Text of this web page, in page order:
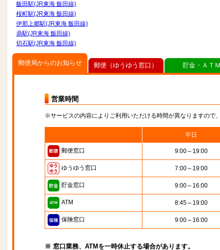
飯田駅(JR東海 飯田線)
桜町駅(JR東海 飯田線)
伊那上郷駅(JR東海 飯田線)
鼎駅(JR東海 飯田線)
切石駅(JR東海 飯田線)
郵便局からのお知らせ
営業時間
※サービスの内容によりご利用いただける時間が異なりますので
平日
郵便窓口 9:00～19:00
ゆうゆう窓口 7:00～19:00
貯金窓口 9:00～16:00
ATM 8:45～19:00
保険窓口 9:00～16:00
※ 窓口業務、ATMを一時休止する場合があります。
郵便（ゆうゆう窓口） 貯金・ＡＴ